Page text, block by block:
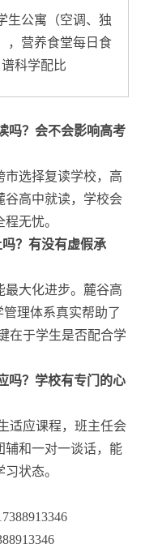
生公寓（空调、独
，营养食堂每日食
谱科学配比
吗？会不会影响高考
市选择复读学校，高
谷高中就读，学校会
无忧。
？有没有虚假承
最大化进步。麓谷高
理体系真实帮助了
在于学生是否配合学
吗？学校有专门的心
适应课程，班主任会
辅和一对一谈话，能
状态。